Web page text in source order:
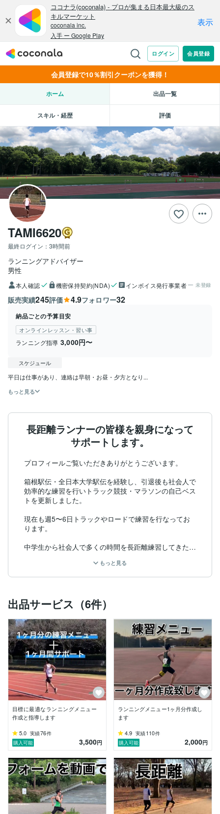
会員登録で10％割引クーポンを獲得！
ホーム 出品一覧
スキル・経歴 評価
TAMI6620
最終ログイン： 3時間前
ランニングアドバイザー
男性
本人確認 機密保持契約(NDA) インボイス発行事業者 未登録
販売実績245評価 4.9フォロワー32
納品ごとの予算目安
オンラインレッスン・習い事
ランニング指導 3,000円〜
スケジュール
平日は仕事があり、連絡は早朝・お昼・夕方となり...
もっと見る
長距離ランナーの皆様を親身になって
サポートします。
プロフィールご覧いただきありがとうございます。
箱根駅伝・全日本大学駅伝を経験し、引退後も社会人で
効率的な練習を行いトラック競技・マラソンの自己ベス
トを更新しました。
現在も週5〜6日トラックやロードで練習を行なってお
ります。
中学生から社会人で多くの時間を長距離練習してきた経
てきた経験を活かして皆様に以下のようなアドバイス・
サポートができます。
トラック種目(1500m、3000m、5000m、10000m)、
ハーフマラソン、フルマラソンの練習メニューを皆様の
練習スケジュールや目的毎に作成いたします。練習メニ
ュー作成に伴い、詳細をお伺いすることありますが1人
1人に合う練習メニューを作成したいと考えております
のでご了承ください。
②ランニングフォームチェック
正面・横からの動画を撮っていただき、動画内容を確
認して適切なフォームをご指導させていただきます。接
地・腕振り・姿勢等チェックいたします。
③ランニングアドバイス
怪我をした時の練習等の皆様の疑問点をお答えいたしま
す。
④1ヶ月間サポート
皆様の目的・目標毎に練習メニューの作成、ランニン
グフォームのチェック、1週間毎に練習のフィードバッ
クを行います。また、随時ご質問等お答えさせていただ
きます。目的・目標を達成できるよう全力でサポートい
たします。
もっと見る
出品サービス（6件）
目標に最適なランニングメニュー
作成と指導します
5.0 実績76件
購入可能
3,500円
ランニングメニュー1ヶ月分作成し
ます
4.9 実績110件
購入可能
2,000円